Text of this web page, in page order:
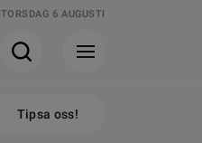
TORSDAG 6 AUGUSTI
Tipsa oss!